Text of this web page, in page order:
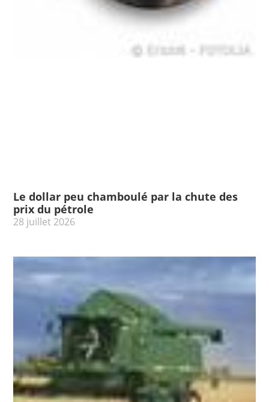
Le dollar peu chamboulé par la chute des
prix du pétrole
28 juillet 2026